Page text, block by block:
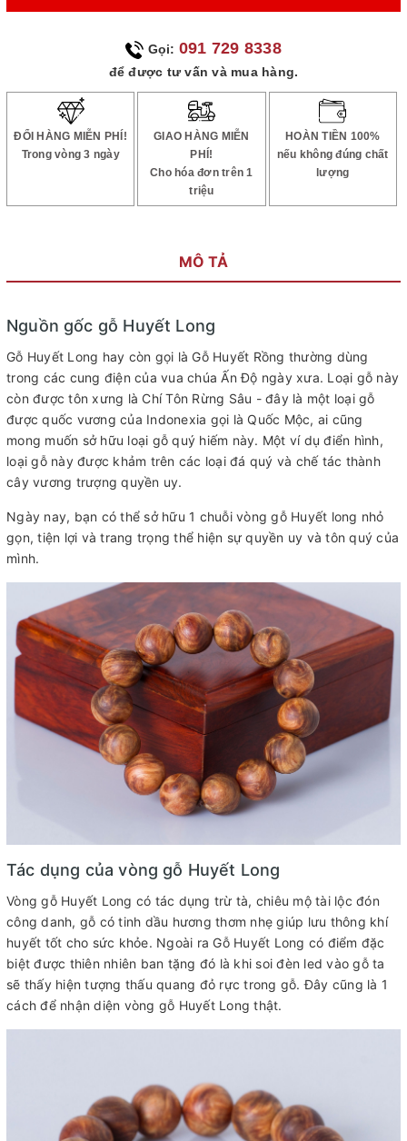
Gọi: 091 729 8338
để được tư vấn và mua hàng.
ĐỔI HÀNG MIỄN PHÍ!
Trong vòng 3 ngày
GIAO HÀNG MIỄN
PHÍ!
Cho hóa đơn trên 1
triệu
HOÀN TIỀN 100%
nếu không đúng chất
lượng
MÔ TẢ
Nguồn gốc gỗ Huyết Long
Gỗ Huyết Long hay còn gọi là Gỗ Huyết Rồng thường dùng
trong các cung điện của vua chúa Ấn Độ ngày xưa. Loại gỗ này
còn được tôn xưng là Chí Tôn Rừng Sâu - đây là một loại gỗ
được quốc vương của Indonexia gọi là Quốc Mộc, ai cũng
mong muốn sở hữu loại gỗ quý hiếm này. Một ví dụ điển hình,
loại gỗ này được khảm trên các loại đá quý và chế tác thành
cây vương trượng quyền uy.
Ngày nay, bạn có thể sở hữu 1 chuỗi vòng gỗ Huyết long nhỏ
gọn, tiện lợi và trang trọng thể hiện sự quyền uy và tôn quý của
mình.
Tác dụng của vòng gỗ Huyết Long
Vòng gỗ Huyết Long có tác dụng trừ tà, chiêu mộ tài lộc đón
công danh, gỗ có tinh dầu hương thơm nhẹ giúp lưu thông khí
huyết tốt cho sức khỏe. Ngoài ra Gỗ Huyết Long có điểm đặc
biệt được thiên nhiên ban tặng đó là khi soi đèn led vào gỗ ta
sẽ thấy hiện tượng thấu quang đỏ rực trong gỗ. Đây cũng là 1
cách để nhận diện vòng gỗ Huyết Long thật.